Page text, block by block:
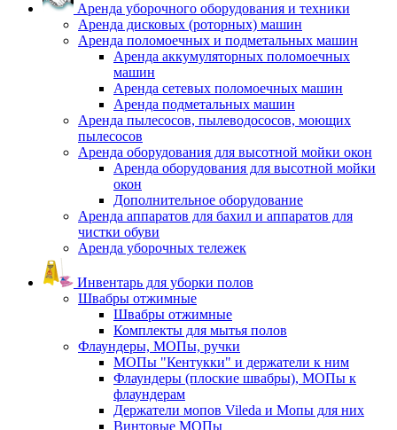
Аренда уборочного оборудования и техники
Аренда дисковых (роторных) машин
Аренда поломоечных и подметальных машин
Аренда аккумуляторных поломоечных
машин
Аренда сетевых поломоечных машин
Аренда подметальных машин
Аренда пылесосов, пылеводососов, моющих
пылесосов
Аренда оборудования для высотной мойки окон
Аренда оборудования для высотной мойки
окон
Дополнительное оборудование
Аренда аппаратов для бахил и аппаратов для
чистки обуви
Аренда уборочных тележек
Инвентарь для уборки полов
Швабры отжимные
Швабры отжимные
Комплекты для мытья полов
Флаундеры, МОПы, ручки
МОПы "Кентукки" и держатели к ним
Флаундеры (плоские швабры), МОПы к
флаундерам
Держатели мопов Vileda и Мопы для них
Винтовые МОПы